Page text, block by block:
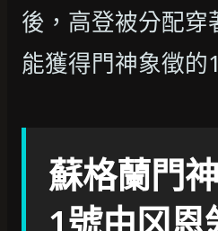
後，高登被分配
能獲得門神象徵的
蘇格蘭門